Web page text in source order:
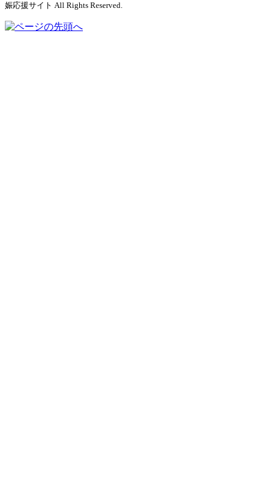
娠応援サイト All Rights Reserved.